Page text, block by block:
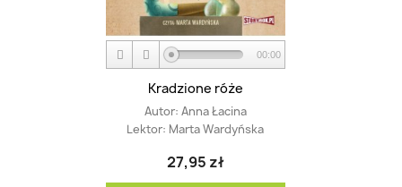
00:00
Kradzione róże
Autor: Anna Łacina
Lektor: Marta Wardyńska
27,95 zł